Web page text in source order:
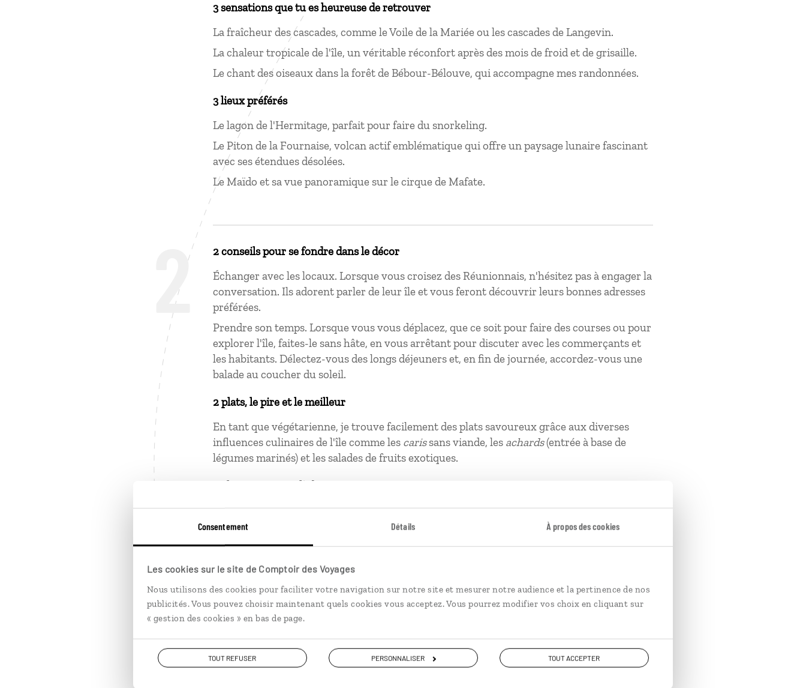
Consentement Détails À propos des cookies
Les cookies sur le site de Comptoir des Voyages
Nous utilisons des cookies pour faciliter votre navigation sur notre site et mesurer notre audience et la pertinence de nos
publicités. Vous pouvez choisir maintenant quels cookies vous acceptez. Vous pourrez modifier vos choix en cliquant sur
« gestion des cookies » en bas de page.
TOUT REFUSER PERSONNALISER TOUT ACCEPTER
3 sensations que tu es heureuse de retrouver
La fraîcheur des cascades, comme le Voile de la Mariée ou les cascades de Langevin.
La chaleur tropicale de l'île, un véritable réconfort après des mois de froid et de grisaille.
Le chant des oiseaux dans la forêt de Bébour-Bélouve, qui accompagne mes randonnées.
3 lieux préférés
Le lagon de l'Hermitage, parfait pour faire du snorkeling.
Le Piton de la Fournaise, volcan actif emblématique qui offre un paysage lunaire fascinant
avec ses étendues désolées.
Le Maïdo et sa vue panoramique sur le cirque de Mafate.
2
2 conseils pour se fondre dans le décor
Échanger avec les locaux. Lorsque vous croisez des Réunionnais, n'hésitez pas à engager la
conversation. Ils adorent parler de leur île et vous feront découvrir leurs bonnes adresses
préférées.
Prendre son temps. Lorsque vous vous déplacez, que ce soit pour faire des courses ou pour
explorer l'île, faites-le sans hâte, en vous arrêtant pour discuter avec les commerçants et
les habitants. Délectez-vous des longs déjeuners et, en fin de journée, accordez-vous une
balade au coucher du soleil.
2 plats, le pire et le meilleur
En tant que végétarienne, je trouve facilement des plats savoureux grâce aux diverses
influences culinaires de l'île comme les carissans viande, les achards(entrée à base de
légumes marinés) et les salades de fruits exotiques.
2 choses apprises là-bas
Toujours se préparer aux surprises météorologiques, même sous le soleil !
L'ouverture d'esprit. L'île de La Réunion est un
de cultures et de traditions.
1
1 grand moment de solitude
Le jour où un épais brouillard a enveloppé le volcan en seulement quinze minutes,
m'empêchant de prendre la photo que j'avais prévue.
1 grand moment de béatitude